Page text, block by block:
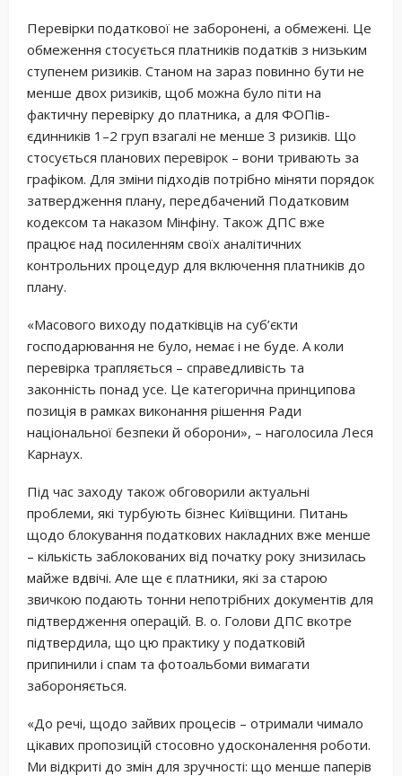
Перевірки податкової не заборонені, а обмежені. Це
обмеження стосується платників податків з низьким
ступенем ризиків. Станом на зараз повинно бути не
менше двох ризиків, щоб можна було піти на
фактичну перевірку до платника, а для ФОПів-
єдинників 1–2 груп взагалі не менше 3 ризиків. Що
стосується планових перевірок – вони тривають за
графіком. Для зміни підходів потрібно міняти порядок
затвердження плану, передбачений Податковим
кодексом та наказом Мінфіну. Також ДПС вже
працює над посиленням своїх аналітичних
контрольних процедур для включення платників до
плану.
«Масового виходу податківців на суб’єкти
господарювання не було, немає і не буде. А коли
перевірка трапляється – справедливість та
законність понад усе. Це категорична принципова
позиція в рамках виконання рішення Ради
національної безпеки й оборони», – наголосила Леся
Карнаух.
Під час заходу також обговорили актуальні
проблеми, які турбують бізнес Київщини. Питань
щодо блокування податкових накладних вже менше
– кількість заблокованих від початку року знизилась
майже вдвічі. Але ще є платники, які за старою
звичкою подають тонни непотрібних документів для
підтвердження операцій. В. о. Голови ДПС вкотре
підтвердила, що цю практику у податковій
припинили і спам та фотоальбоми вимагати
забороняється.
«До речі, щодо зайвих процесів – отримали чимало
цікавих пропозицій стосовно удосконалення роботи.
Ми відкриті до змін для зручності: що менше паперів